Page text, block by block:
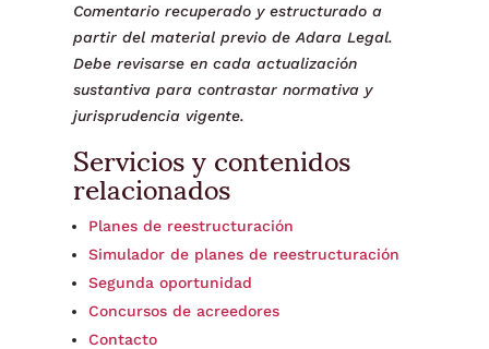
Comentario recuperado y estructurado a
partir del material previo de Adara Legal.
Debe revisarse en cada actualización
sustantiva para contrastar normativa y
jurisprudencia vigente.
Servicios y contenidos
relacionados
Planes de reestructuración
Simulador de planes de reestructuración
Segunda oportunidad
Concursos de acreedores
Contacto